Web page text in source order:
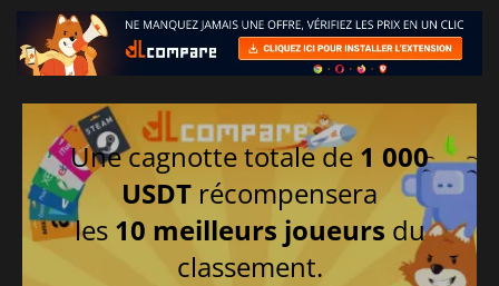
Une cagnotte totale de 1 000
USDT récompensera
les 10 meilleurs joueurs du
classement.